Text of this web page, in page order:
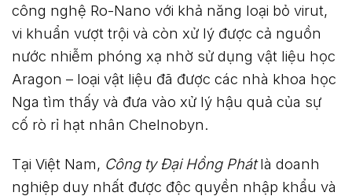
công nghệ Ro-Nano với khả năng loại bỏ virut,
vi khuẩn vượt trội và còn xử lý được cả nguồn
nước nhiễm phóng xạ nhờ sử dụng vật liệu học
Aragon – loại vật liệu đã được các nhà khoa học
Nga tìm thấy và đưa vào xử lý hậu quả của sự
cố rò rỉ hạt nhân Chelnobyn.
Tại Việt Nam, Công ty Đại Hồng Phátlà doanh
nghiệp duy nhất được độc quyền nhập khẩu và